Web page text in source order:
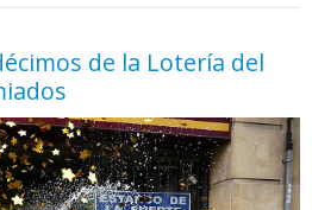
de la Lotería del